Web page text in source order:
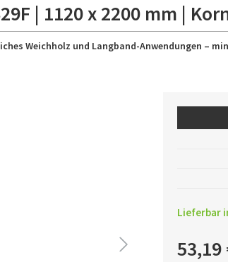
| 1120 x 2200 mm |
Weichholz und Langband-Anwendungen –
Lieferbar
53,19